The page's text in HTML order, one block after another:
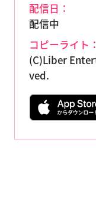
配信日：
配信中
コピーライト：
(C)Liber
ved.